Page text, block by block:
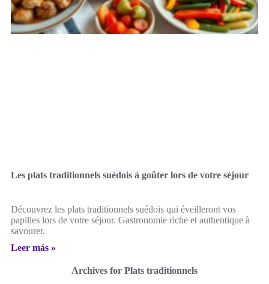
Les plats traditionnels suédois à goûter lors de votre séjour
Découvrez les plats traditionnels suédois qui éveilleront vos
papilles lors de votre séjour. Gastronomie riche et authentique à
savourer.
Leer más »
Archives for Plats traditionnels